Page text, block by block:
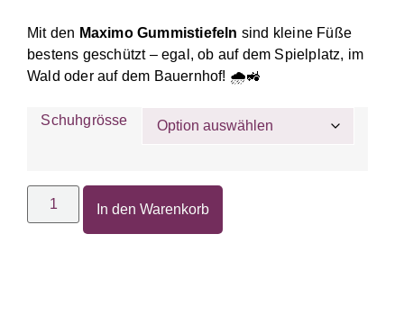
Mit den Maximo Gummistiefeln sind kleine Füße
bestens geschützt – egal, ob auf dem Spielplatz, im
Wald oder auf dem Bauernhof! 🌧🚜
Schuhgrösse
In den Warenkorb